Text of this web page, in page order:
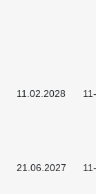
11.02.2028
21.06.2027